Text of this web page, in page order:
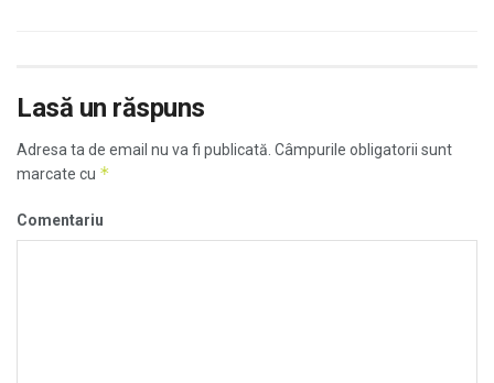
Lasă un răspuns
Adresa ta de email nu va fi publicată. Câmpurile obligatorii sunt
marcate cu *
Comentariu